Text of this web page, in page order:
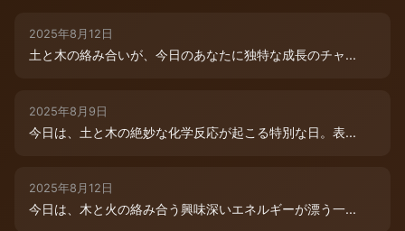
2025年8月12日
土と木の絡み合いが、今日のあなたに独特な成長のチャ...
2025年8月9日
今日は、土と木の絶妙な化学反応が起こる特別な日。表...
2025年8月12日
今日は、木と火の絡み合う興味深いエネルギーが漂う一...